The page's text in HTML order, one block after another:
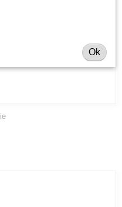
Ok